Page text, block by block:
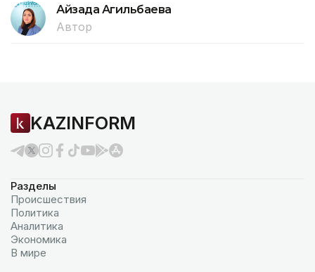
Айзада Агильбаева
Автор
KAZINFORM
Разделы
Происшествия
Политика
Аналитика
Экономика
В мире